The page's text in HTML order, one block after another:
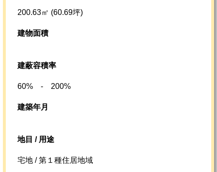
200.63㎡ (60.69坪)
建物面積
建蔽容積率
60% - 200%
建築年月
地目 / 用途
宅地 / 第１種住居地域